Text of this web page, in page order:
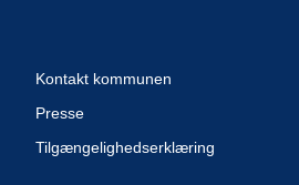
Kontakt kommunen
Presse
Tilgængelighedserklæring